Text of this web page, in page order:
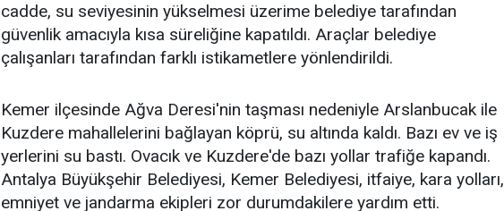
cadde, su seviyesinin yükselmesi üzerime belediye tarafından
güvenlik amacıyla kısa süreliğine kapatıldı. Araçlar belediye
çalışanları tarafından farklı istikametlere yönlendirildi.
Kemer ilçesinde Ağva Deresi'nin taşması nedeniyle Arslanbucak ile
Kuzdere mahallelerini bağlayan köprü, su altında kaldı. Bazı ev ve iş
yerlerini su bastı. Ovacık ve Kuzdere'de bazı yollar trafiğe kapandı.
Antalya Büyükşehir Belediyesi, Kemer Belediyesi, itfaiye, kara yolları,
emniyet ve jandarma ekipleri zor durumdakilere yardım etti.